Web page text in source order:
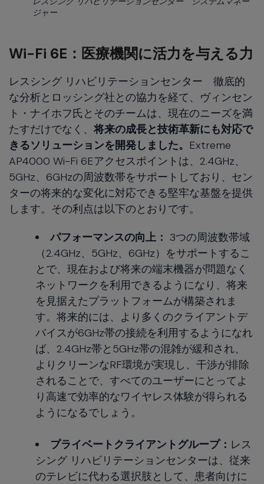
ジャー
Wi-Fi 6E：医療機関に活力を与える力
レスシング リハビリテーションセンター 徹底的
な分析とロッシング社との協力を経て、ヴィンセン
ト・ナイホフ氏とそのチームは、現在のニーズを満
たすだけでなく、 将来の成長と技術革新にも対応で
きるソリューションを開発しました。 Extreme
AP4000 Wi-Fi 6Eアクセスポイントは、2.4GHz、
5GHz、6GHzの周波数帯をサポートしており、セン
ターの将来的な変化に対応できる堅牢な基盤を提供
します。その利点は以下のとおりです。
パフォーマンスの向上： 3つの周波数帯域
（2.4GHz、5GHz、6GHz）をサポートするこ
とで、現在および将来の端末機器が問題なく
ネットワークを利用できるようになり、将来
を見据えたプラットフォームが構築されま
す。将来的には、より多くのクライアントデ
バイスが6GHz帯の接続を利用するようになれ
ば、2.4GHz帯と5GHz帯の混雑が緩和され、
よりクリーンなRF環境が実現し、干渉が排除
されることで、すべてのユーザーにとってよ
り高速で効率的なワイヤレス体験が得られる
ようになるでしょう。
プライベートクライアントグループ： レス
シング リハビリテーションセンターは、従来
のテレビに代わる選択肢として、患者向けに